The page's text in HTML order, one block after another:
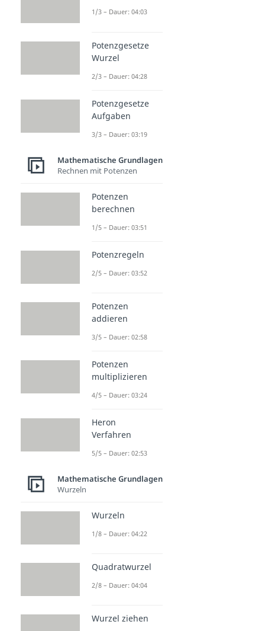
1/3 – Dauer: 04:03
Potenzgesetze
Wurzel
2/3 – Dauer: 04:28
Potenzgesetze
Aufgaben
3/3 – Dauer: 03:19
Mathematische Grundlagen
Rechnen mit Potenzen
Potenzen
berechnen
1/5 – Dauer: 03:51
Potenzregeln
2/5 – Dauer: 03:52
Potenzen
addieren
3/5 – Dauer: 02:58
Potenzen
multiplizieren
4/5 – Dauer: 03:24
Heron
Verfahren
5/5 – Dauer: 02:53
Mathematische Grundlagen
Wurzeln
Wurzeln
1/8 – Dauer: 04:22
Quadratwurzel
2/8 – Dauer: 04:04
Wurzel ziehen